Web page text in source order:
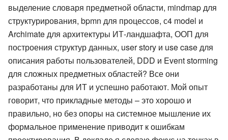
выделение словаря предметной области, mindmap для
структурирования, bpmn для процессов, с4 model и
Archimate для архитектуры ИТ-ландшафта, ООП для
построения структур данных, user story и use case для
описания работы пользователей, DDD и Event storming
для сложных предметных областей? Все они
разработаны для ИТ и успешно работают. Мой опыт
говорит, что прикладные методы – это хорошо и
правильно, но без опоры на системное мышление их
формальное применение приводит к ошибкам